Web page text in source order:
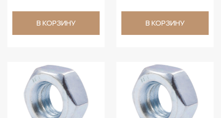
В КОРЗИНУ В КОРЗИНУ